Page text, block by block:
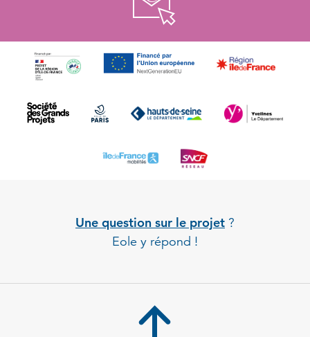
Une question sur le projet ?
Eole y répond !